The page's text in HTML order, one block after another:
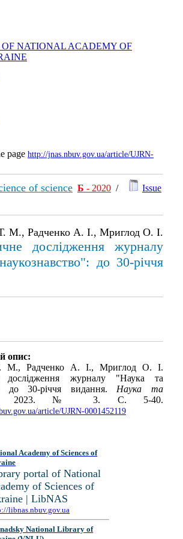
OF NATIONAL ACADEMY OF
page http://jnas.nbuv.gov.ua/article/UJRN-
of science Б - 2020 /
Issue
М., Радченко А. І., Мриглод О. І.
дослідження журналу
до 30-річчя
опис:
М., Радченко А. І., Мриглод О. І.
дослідження журналу "Наука та
до 30-річчя видання.Наука та
2023. № 3. С. 5-40.
article/UJRN-0001452119
Academy of Sciences of
portal of National
of Sciences of
| LibNAS
libnas.nbuv.gov.ua
National Library of